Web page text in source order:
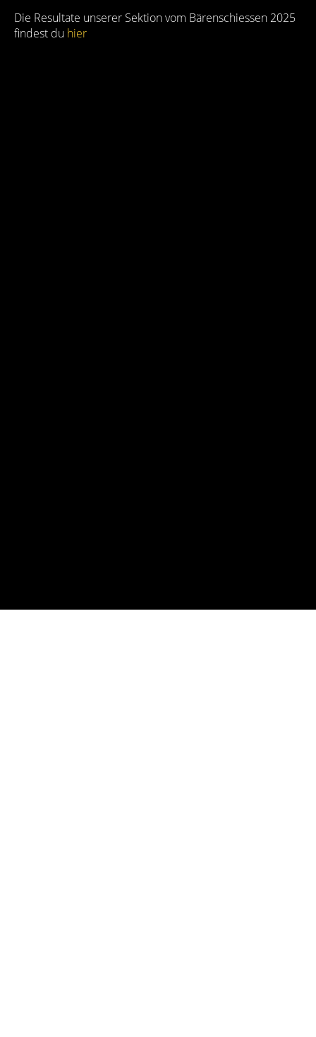
Die Resultate unserer Sektion vom Bärenschiessen 2025
findest du hier